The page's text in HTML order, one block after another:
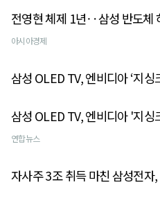
전영현 체제 1년‥삼성 반도체
아시아경제
삼성 OLED TV, 엔비디아 ‘지싱
삼성 OLED TV, 엔비디아 '지
연합뉴스
자사주 3조 취득 마친 삼성전자